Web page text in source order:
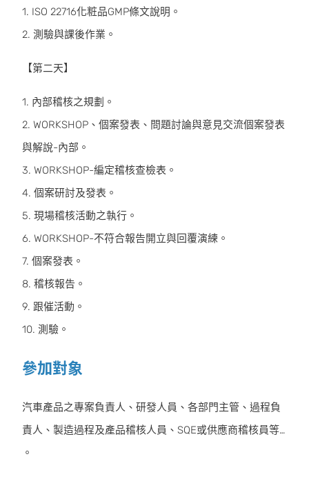
1. ISO 22716化粧品GMP條文說明。
2. 測驗與課後作業。
【第二天】
1. 內部稽核之規劃。
2. WORKSHOP、個案發表、問題討論與意見交流個案發表
與解說-內部。
3. WORKSHOP-編定稽核查檢表。
4. 個案研討及發表。
5. 現場稽核活動之執行。
6. WORKSHOP-不符合報告開立與回覆演練。
7. 個案發表。
8. 稽核報告。
9. 跟催活動。
10. 測驗。
參加對象
汽車產品之專案負責人、研發人員、各部門主管、過程負
責人、製造過程及產品稽核人員、SQE或供應商稽核員等…
。